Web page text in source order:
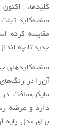
صفحه‌کلید
مقایسه کرده
جدید تا چه
صفحه‌کلیدهای
مایکروسافت
برای مدل پایه